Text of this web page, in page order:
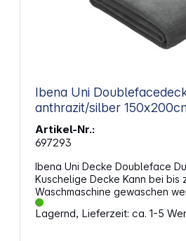
Ibena Uni Doublefacedecke
anthrazit/silber
Artikel-Nr.:
697293
Ibena Uni Decke Doubleface
Kuschelige Decke Kann bei bis zu 40°C in der
Waschmaschine gewaschen werden
Abmessungen: 150 x 200 cm Material: 58 %
Lagernd, Lieferzeit: ca. 1-5